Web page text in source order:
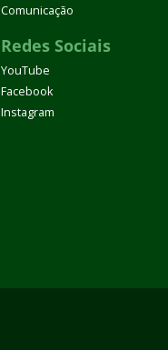
Comunicação
Redes Sociais
YouTube
Facebook
Instagram